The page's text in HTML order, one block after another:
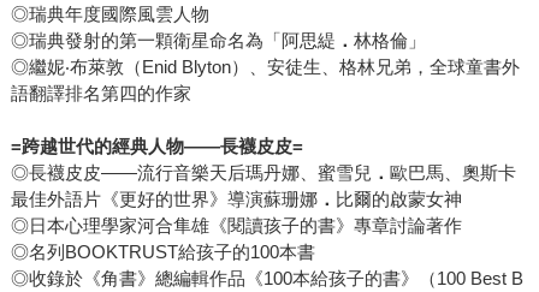
◎瑞典年度國際風雲人物
◎瑞典發射的第一顆衛星命名為「阿思緹 ． 林格倫」
◎繼妮‧布萊敦（Enid Blyton）、安徒生、格林兄弟，全球童書外
語翻譯排名第四的作家
=跨越世代的經典人物——長襪皮皮=
◎長襪皮皮——流行音樂天后瑪丹娜、蜜雪兒 ． 歐巴馬、奧斯卡
最佳外語片《更好的世界》導演蘇珊娜． 比爾的啟蒙女神
◎日本心理學家河合隼雄《閱讀孩子的書》專章討論著作
◎名列BOOKTRUST給孩子的100本書
◎收錄於《角書》總編輯作品《100本給孩子的書》（100 Best B